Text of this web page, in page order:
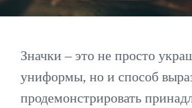
Значки – это не просто
униформы, но и способ
продемонстрировать